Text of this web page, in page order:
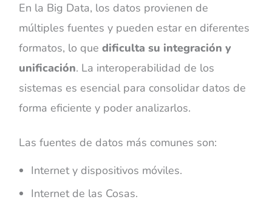
En la Big Data, los datos provienen de
múltiples fuentes y pueden estar en diferentes
formatos, lo quedificulta su integración y
unificación. La interoperabilidad de los
sistemas es esencial para consolidar datos de
forma eficiente y poder analizarlos.
Las fuentes de datos más comunes son:
Internet y dispositivos móviles.
Internet de las Cosas.